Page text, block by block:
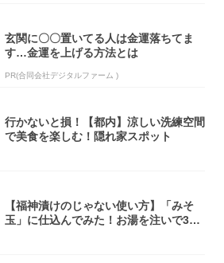
玄関に〇〇置いてる人は金運落ちてま
す…金運を上げる方法とは
PR(合同会社デジタルファーム )
行かないと損！【都内】涼しい洗練空間
で美食を楽しむ！隠れ家スポット
【福神漬けのじゃない使い方】「みそ
玉」に仕込んでみた！お湯を注いで30